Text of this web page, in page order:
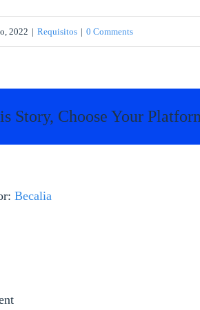
2022 | Requisitos | 0 Comments
Story, Choose Your
Becalia